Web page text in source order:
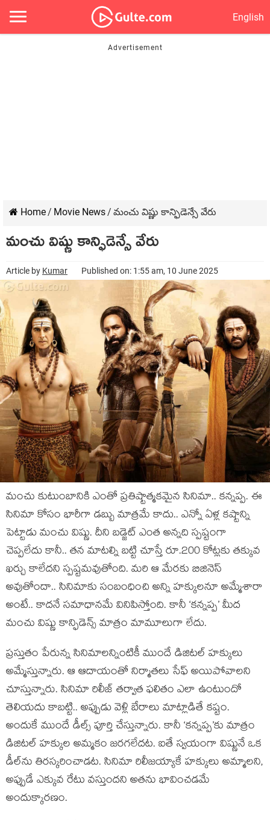
English
Home/ Movie News/ మంచు విష్ణు కాన్ఫిడెన్సే వేరు
మంచు విష్ణు కాన్ఫిడెన్సే వేరు
Article by Kumar Published on: 1:55 am, 10 June 2025
మంచు కుటుంబానికి ఎంతో ప్రతిష్టాత్మకమైన సినిమా.. కన్నప్ప. ఈ
సినిమా కోసం భారీగా డబ్బు మాత్రమే కాదు.. ఎన్నో ఏళ్ల కష్టాన్ని
పెట్టాడు మంచు విష్ణు. దీని బడ్జెట్ ఎంత అన్నది స్పష్టంగా
చెప్పలేదు కానీ.. తన మాటల్ని బట్టి చూస్తే రూ.200 కోట్లకు తక్కువ
ఖర్చు కాలేదని స్పష్టమవుతోంది. మరి ఆ మేరకు బిజినెస్
అవుతోందా.. సినిమాకు సంబంధించి అన్ని హక్కులనూ అమ్మేశారా
అంటే.. కాదనే సమాధానమే వినిపిస్తోంది. కానీ ‘కన్నప్ప’ మీద
మంచు విష్ణు కాన్ఫిడెన్స్ మాత్రం మామూలుగా లేదు.
ప్రస్తుతం పేరున్న సినిమాలన్నింటికీ ముందే డిజిటల్ హక్కులు
అమ్మేస్తున్నారు. ఆ ఆదాయంతో నిర్మాతలు సేఫ్ అయిపోవాలని
చూస్తున్నారు. సినిమా రిలీజ్ తర్వాత ఫలితం ఎలా ఉంటుందో
తెలియదు కాబట్టి.. అప్పుడు వెళ్లి బేరాలు మాట్లాడితే కష్టం.
అందుకే ముందే డీల్స్ పూర్తి చేస్తున్నారు. కానీ ‘కన్నప్ప’కు మాత్రం
డిజిటల్ హక్కుల అమ్మకం జరగలేదట. ఐతే స్వయంగా విష్ణునే ఒక
డీల్‌ను తిరస్కరించాడట. సినిమా రిలీజయ్యాకే హక్కులు అమ్మాలని,
అప్పుడే ఎక్కువ రేటు వస్తుందని అతను భావించడమే
అందుక్కారణం.